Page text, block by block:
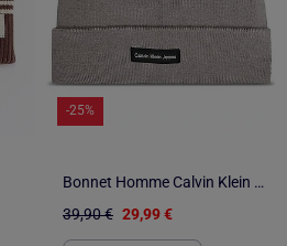
-25%
Bonnet Homme Calvin Klein Jeans
39,90 € 29,99 €